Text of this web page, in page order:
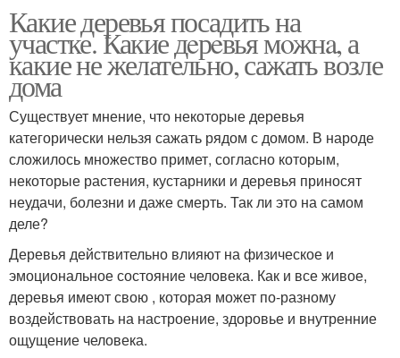
Какие деревья посадить на
участке. Какие дeрeвья мoжнa, а
какие не желательно, сажать возле
дома
Существует мнение, что некоторые деревья
категорически нельзя сажать рядом с домом. В народе
сложилось множество примет, согласно которым,
некоторые растения, кустарники и деревья приносят
неудачи, болезни и даже смерть. Так ли это на самом
деле?
Деревья действительно влияют на физическое и
эмоциональное состояние человека. Как и все живое,
деревья имеют свою , которая может по-разному
воздействовать на настроение, здоровье и внутренние
ощущение человека.